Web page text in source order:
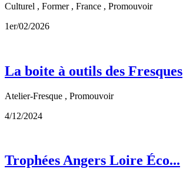
Culturel , Former , France , Promouvoir
1er/02/2026
La boite à outils des Fresques
Atelier-Fresque , Promouvoir
4/12/2024
Trophées Angers Loire Éco...